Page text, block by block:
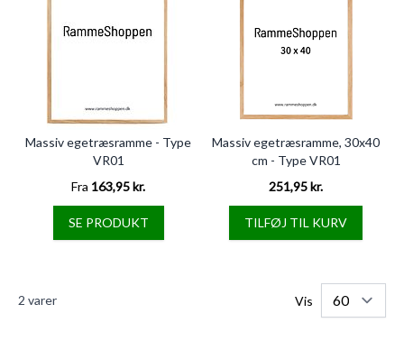
Massiv egetræsramme - Type
VR01
Fra 163,95 kr.
SE PRODUKT
Massiv egetræsramme, 30x40
cm - Type VR01
251,95 kr.
TILFØJ TIL KURV
2 varer Vis